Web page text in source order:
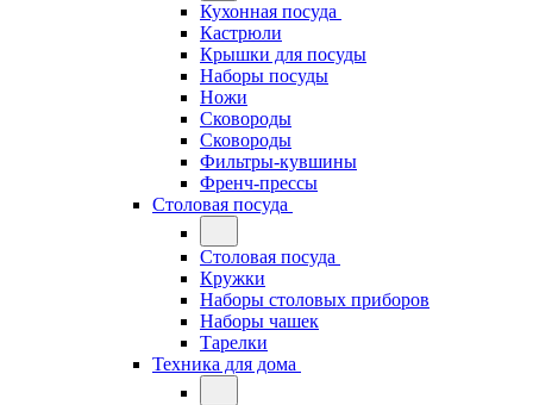
Кухонная посуда
Кастрюли
Крышки для посуды
Наборы посуды
Ножи
Сковороды
Сковороды
Фильтры-кувшины
Френч-прессы
Столовая посуда
Столовая посуда
Кружки
Наборы столовых приборов
Наборы чашек
Тарелки
Техника для дома